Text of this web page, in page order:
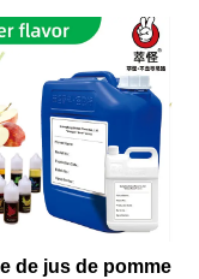
de jus de pomme